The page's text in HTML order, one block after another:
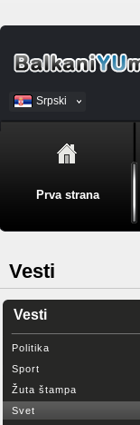
Srpski
BiH
Prva strana
Vesti
Vesti
Politika
Sport
Žuta štampa
Svet